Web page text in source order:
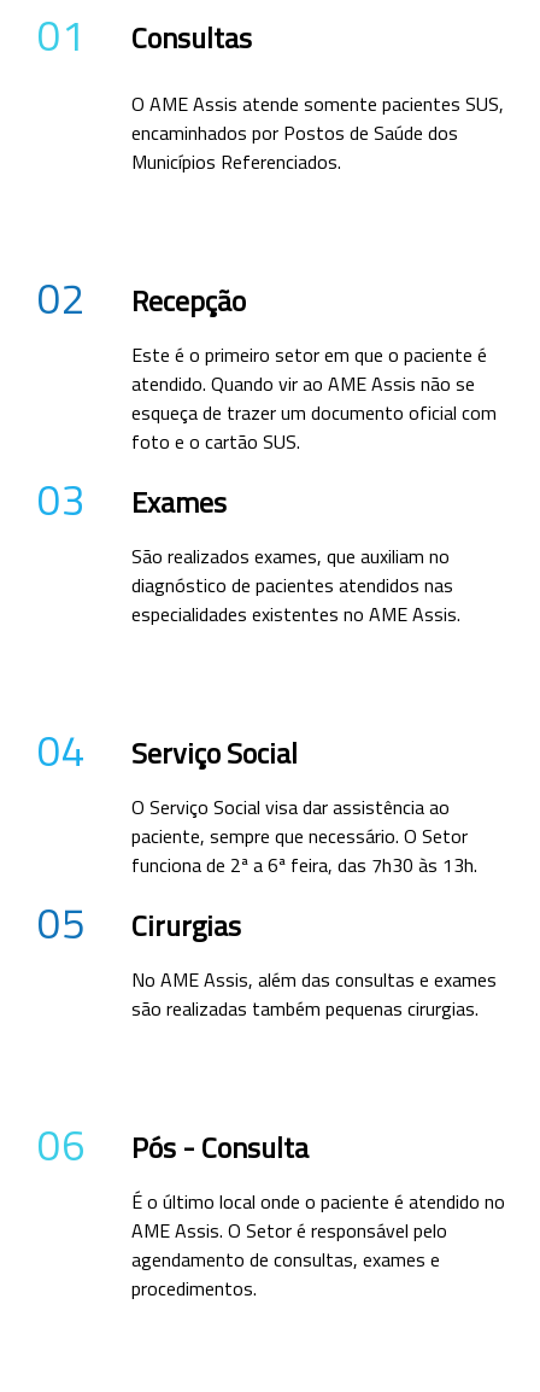
01 Consultas
O AME Assis atende somente pacientes SUS,
encaminhados por Postos de Saúde dos
Municípios Referenciados.
02 Recepção
Este é o primeiro setor em que o paciente é
atendido. Quando vir ao AME Assis não se
esqueça de trazer um documento oficial com
foto e o cartão SUS.
03 Exames
São realizados exames, que auxiliam no
diagnóstico de pacientes atendidos nas
especialidades existentes no AME Assis.
04 Serviço Social
O Serviço Social visa dar assistência ao
paciente, sempre que necessário. O Setor
funciona de 2ª a 6ª feira, das 7h30 às 13h.
05 Cirurgias
No AME Assis, além das consultas e exames
são realizadas também pequenas cirurgias.
06 Pós - Consulta
É o último local onde o paciente é atendido no
AME Assis. O Setor é responsável pelo
agendamento de consultas, exames e
procedimentos.